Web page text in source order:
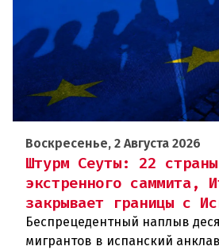
Воскресенье, 2 Августа 2026
Штурм Сеуты: 22
экстренного саммита,
закрывает границы с
Беспрецедентный наплыв
мигрантов в испанский